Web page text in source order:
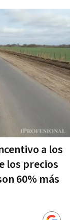
a los
los precios
60% más